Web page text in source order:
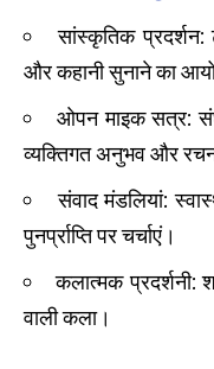
सांस्कृतिक प्रदर्शन:
और कहानी सुनाने का
ओपन माइक सत्र:
व्यक्तिगत अनुभव और
संवाद मंडलियां:
पुनर्प्राप्ति पर चर्चाएं।
कलात्मक प्रदर्शनी:
वाली कला।